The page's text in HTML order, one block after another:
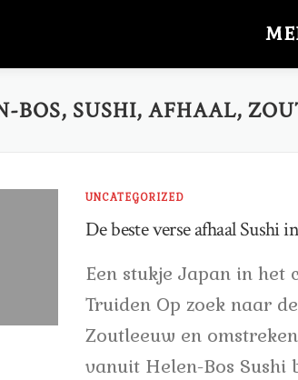
BOS, SUSHI, AFHAAL,
UNCATEGORIZED
De beste verse afhaal Sushi
Een stukje Japan in het
Truiden Op zoek naar
Zoutleeuw en
vanuit Helen-Bos Sushi